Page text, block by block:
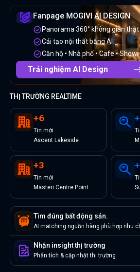
Fanpage MOGIVI AI DESIGN
Panorama 360° không gian thật
Cải tạo nội thất bằng AI
Căn hộ • Nhà phố • Cafe •
Trải nghiệm AI Design
THỊ TRƯỜNG REALTIME
+6
Tin mới
Ascent Lakeside
+
+3
Tin mới
Masteri Centre Point
+
Tìm đúng bất động sản.
AI matching nguồn hàng phù hợp nhu
Nhận insight thị trường
Phân tích & cập nhật thị trường